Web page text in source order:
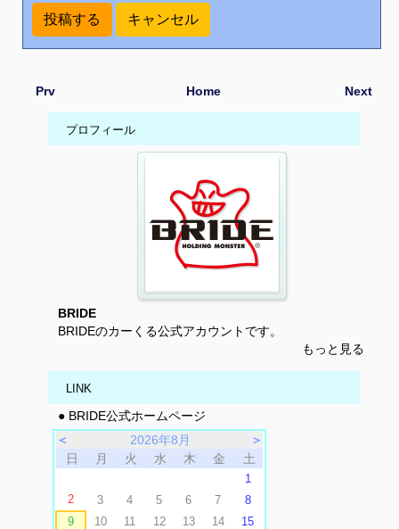
Prv Next
Home
プロフィール
BRIDE
BRIDEのカーくる公式アカウントです。
もっと見る
LINK
● BRIDE公式ホームページ
＜
2026年8月
＞
日
月 火 水 木 金 土
1
2
3 4 5 6 7
8
9
10 11 12 13 14
15